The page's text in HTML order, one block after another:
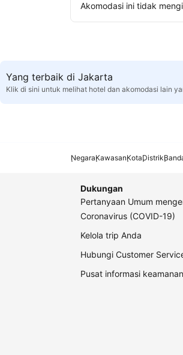
Akomodasi ini tidak
Yang terbaik di Jakarta
Klik di sini untuk melihat hotel dan akomodasi lain
NegaraKawasanKotaDistrik
Dukungan
Pertanyaan Umum
Coronavirus (COVID-19)
Kelola trip Anda
Hubungi Customer
Pusat informasi keamanan